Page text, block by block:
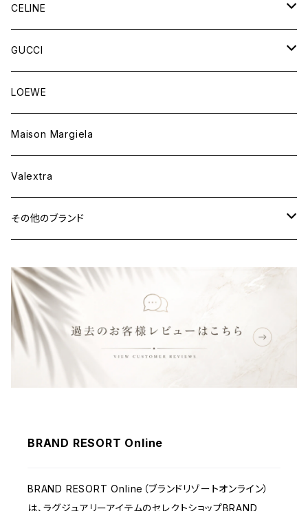
財布&小物
ウェア
バッグ
財布&小物
ウェア
CELINE
バッグ
財布&小物
ウェア
GUCCI
バッグ
財布&小物
ウェア
LOEWE
Maison Margiela
Valextra
その他のブランド
財布&小物
ウェア
BRAND RESORT Online
BRAND RESORT Online（ブランドリゾートオンライン）
は、ラグジュアリーアイテムのセレクトショップBRAND